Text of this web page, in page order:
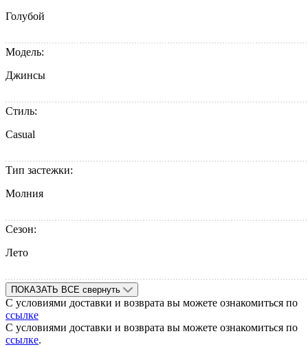
Голубой
Модель:
Джинсы
Стиль:
Casual
Тип застежки:
Молния
Сезон:
Лето
ПОКАЗАТЬ ВСЕ свернуть
С условиями доставки и возврата вы можете ознакомиться по
ссылке
С условиями доставки и возврата вы можете ознакомиться по
ссылке.